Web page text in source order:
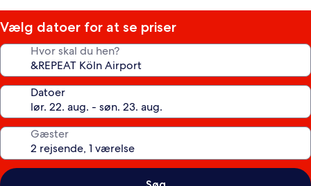
Vælg datoer for at se priser
Hvor skal du hen?
Datoer
Gæster